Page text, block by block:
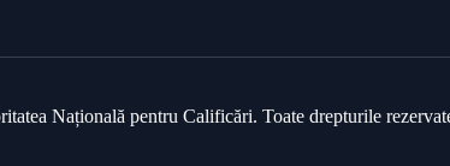
Națională pentru Calificări. Toate drepturile